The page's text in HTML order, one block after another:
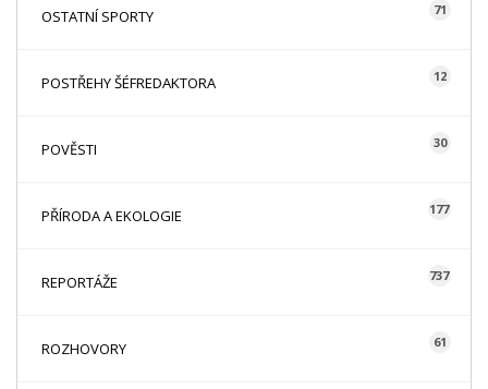
OSTATNÍ SPORTY 71
POSTŘEHY ŠÉFREDAKTORA 12
POVĚSTI 30
PŘÍRODA A EKOLOGIE 177
REPORTÁŽE 737
ROZHOVORY 61